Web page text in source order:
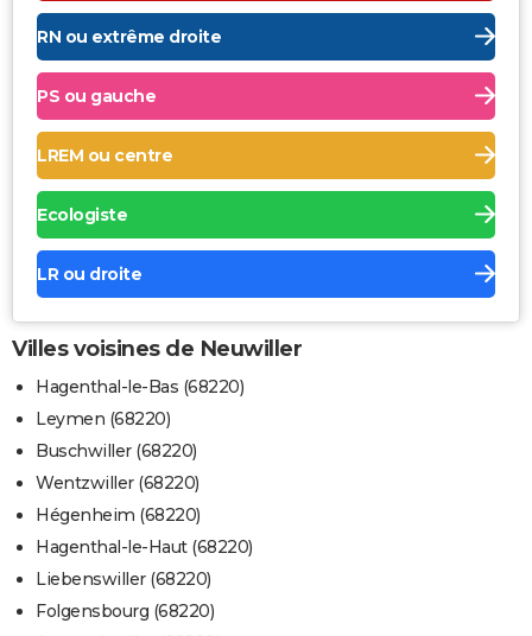
RN ou extrême droite
PS ou gauche
LREM ou centre
Ecologiste
LR ou droite
Villes voisines de Neuwiller
Hagenthal-le-Bas (68220)
Leymen (68220)
Buschwiller (68220)
Wentzwiller (68220)
Hégenheim (68220)
Hagenthal-le-Haut (68220)
Liebenswiller (68220)
Folgensbourg (68220)